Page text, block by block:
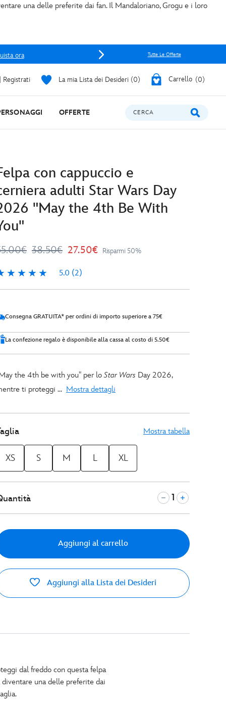
una delle preferite dai fan. Il Mandaloriano, Grogu e i loro
ora Tutte Le Offerte
Registrati La mia Lista dei Desideri 0 Carrello 0
OFFERTE CERCA
con cappuccio e
adulti Star Wars Day
"May the 4th Be With
38.50€ 27.50€ Risparmi 50%
5.0 (2)
Consegna GRATUITA* per ordini di importo superiore a 75€
La confezione regalo è disponibile alla cassa al costo di 5.50€
the 4th be with you" per loStar Wars Day 2026,
ti proteggi ... Mostra dettagli
Mostra tabella
XS S M L XL
Aggiungi al carrello
Aggiungi alla Lista dei Desideri
dal freddo con questa felpa
una delle preferite dai